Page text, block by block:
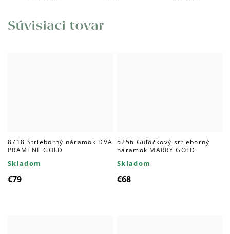
Súvisiaci tovar
8718 Strieborný náramok DVA
PRAMENE GOLD
Skladom
€79
5256 Guľôčkový strieborný
náramok MARRY GOLD
Skladom
€68